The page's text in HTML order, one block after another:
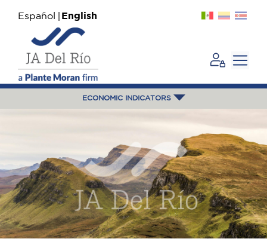
Español English
ECONOMIC INDICATORS